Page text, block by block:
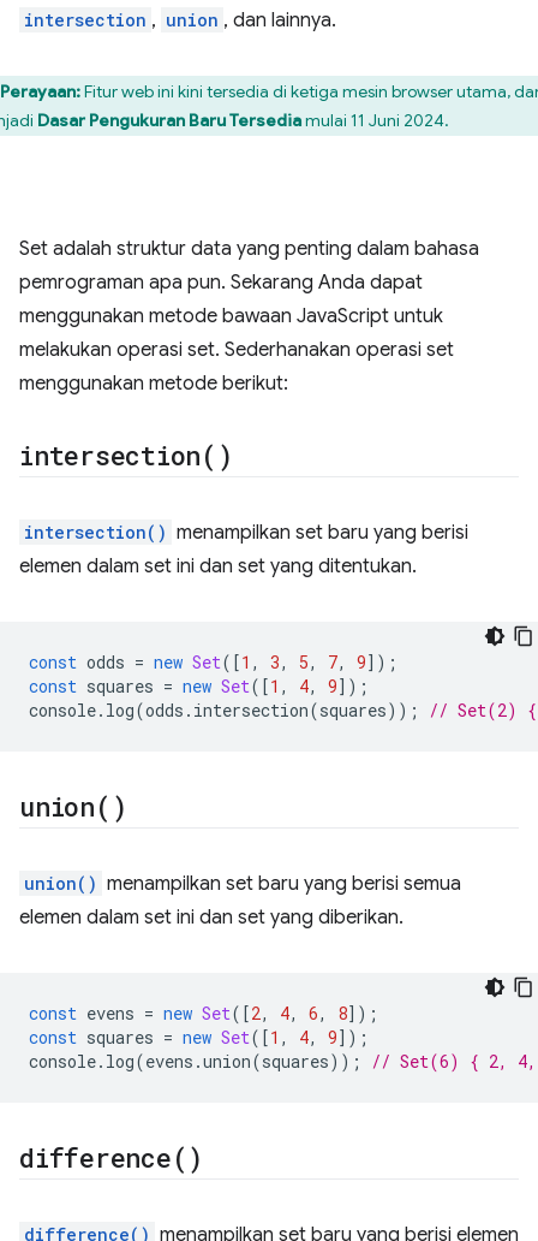
intersection , union , dan lainnya.
Perayaan:Fitur web ini kini tersedia di ketiga mesin browser utama,
Dasar Pengukuran Baru Tersediamulai 11 Juni 2024.
Set adalah struktur data yang penting dalam bahasa
pemrograman apa pun. Sekarang Anda dapat
menggunakan metode bawaan JavaScript untuk
melakukan operasi set. Sederhanakan operasi set
menggunakan metode berikut:
intersection( )
intersection() menampilkan set baru yang berisi
elemen dalam set ini dan set yang ditentukan.
const odds = new Set([1 , 3, 5, 7, 9]);
const squares = new Set([1 , 4, 9]);
console. log(odds . intersection(squares)); // Set(2)
union( )
union() menampilkan set baru yang berisi semua
elemen dalam set ini dan set yang diberikan.
const evens = new Set([2, 4, 6, 8]);
const squares = new Set([1 , 4, 9]);
console. log(evens .union(squares)); // Set(6) { 2,
difference( )
difference() menampilkan set baru yang berisi elemen